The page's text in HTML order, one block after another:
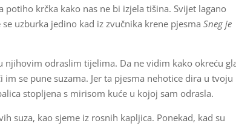
krčka kako nas ne bi izjela tišina. Svijet lagano
uzburka jedino kad iz zvučnika krene pjesmaSneg je
odraslim tijelima. Da ne vidim kako okreću
se pune suzama. Jer ta pjesma nehotice dira u tvoju
stopljena s mirisom kuće u kojoj sam odrasla.
suza, kao sjeme iz rosnih kapljica. Ponekad, kad su